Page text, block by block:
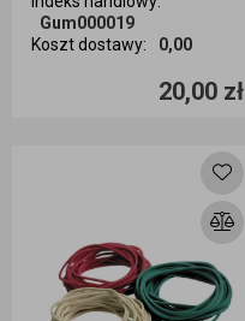
Gum000019
Koszt dostawy: 0,00
20,00 zł
Ilość sztuk